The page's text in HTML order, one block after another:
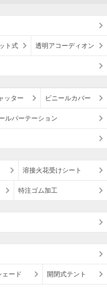
ト式 透明アコーディオン
ッター ビニールカバー
ルパーテーション
溶接火花受けシート
特注ゴム加工
ェード 開閉式テント